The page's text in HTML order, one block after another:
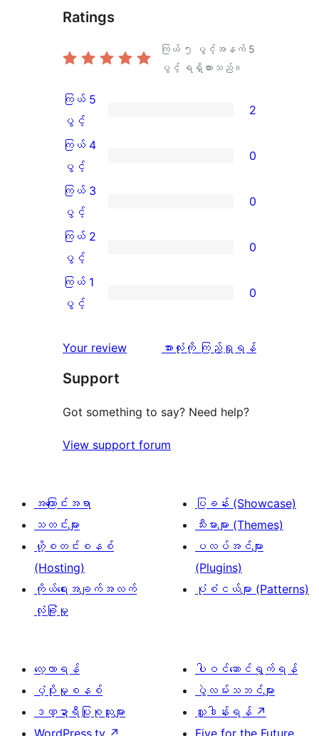
Ratings
ကြယ် ၅ ပွင့်အနက် 5
ပွင့် ရရှိထားသည်။
ကြယ်
5
ပွင့်
အဆင့်
သုံးသပ်
ကြယ် 5
ပွင့်
2
ကြယ်
4
ပွင့်
အဆင့်
သုံးသပ်
ကြယ် 4
ပွင့်
0
ကြယ်
3
ပွင့်
အဆင့်
သုံးသပ်
ကြယ် 3
ပွင့်
0
ကြယ်
2
ပွင့်
သုံးသပ်
0
စောင်
ကြယ် 2
ပွင့်
0
ကြယ်
ပွင့်
သုံးသပ်
ချက်
စောင်
ကြယ် 1
ပွင့်
0
Your review
သုံးသပ်
အားလုံးကို ကြည့်ရှုရန်
Support
Got something to say? Need help?
View support forum
အကြောင်းအရာ
သတင်းများ
ဟို့စတင်းစနစ်
(Hosting)
ကိုယ်ရေးအချက်အလက်
လုံခြုံမှု
ပြခန်း (Showcase)
သီးမားများ (Themes)
ပလပ်အင်များ
(Plugins)
ပုံစံငယ်များ (Patterns)
လေ့လာရန်
ပံ့ပိုးမှုစနစ်
ဒဏ္ဍာရီပြုစုသူများ
WordPress.tv ↗
ပါဝင်ဆောင်ရွက်ရန်
ပွဲလမ်းသဘင်များ
လှူဒါန်းရန် ↗
Five for the Future